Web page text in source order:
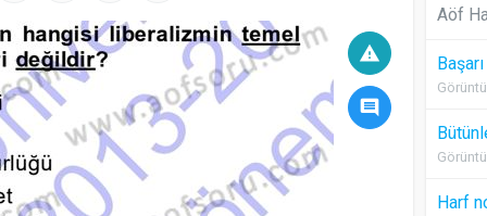
warning
comment
Aöf
Harf